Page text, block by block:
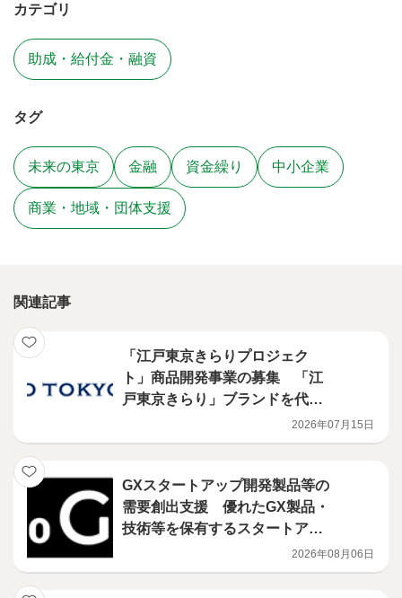
カテゴリ
助成・給付金・融資
タグ
未来の東京 金融 資金繰り 中小企業
商業・地域・団体支援
関連記事
「江戸東京きらりプロジェク
ト」商品開発事業の募集 「江
戸東京きらり」ブランドを代表
する商品の開発を行う意欲ある
事業者を募集します！
2026年07月15日
GXスタートアップ開発製品等の
需要創出支援 優れたGX製品・
技術等を保有するスタートアッ
プ等とそれを活用したい事業会
社とのマッチングを支援します
2026年08月06日